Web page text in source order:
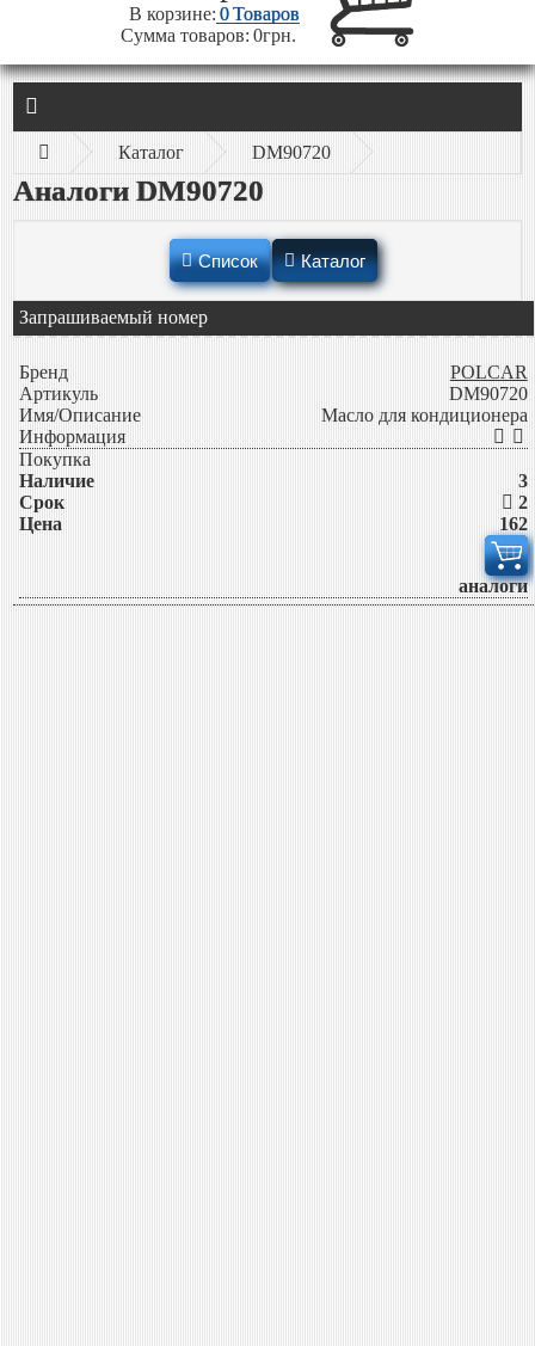
В корзине: 0 Товаров
Сумма товаров: 0грн.
Каталог DM90720
Аналоги DM90720
Список Каталог
Запрашиваемый номер
Бренд
POLCAR
Артикуль
DM90720
Имя/Описание
Масло для кондиционера
Информация
Покупка
Наличие
3
Срок
2
Цена
162
аналоги